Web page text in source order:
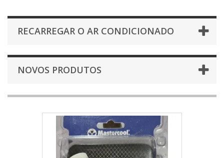
RECARREGAR O AR CONDICIONADO
NOVOS PRODUTOS